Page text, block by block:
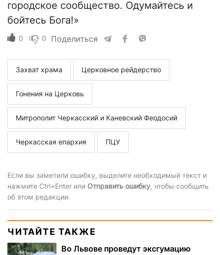
городское сообщество. Одумайтесь и
бойтесь Бога!»
0 0 Поделиться
Захват храма Церковное рейдерство
Гонения на Церковь
Митрополит Черкасский и Каневский Феодосий
Черкасская епархия ПЦУ
Если вы заметили ошибку, выделите необходимый текст и
нажмите Ctrl+Enter или Отправить ошибку, чтобы сообщить
об этом редакции.
ЧИТАЙТЕ ТАКЖЕ
Во Львове проведут эксгумацию